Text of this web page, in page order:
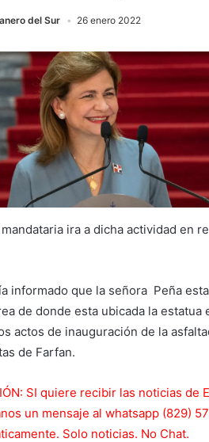
del Sur 26 enero 2022
mandataria ira a dicha actividad en
informado que la señora Peña
de donde esta ubicada la
actos de inauguración de la
de Farfan.
SI quiere recibir las noticias de
un mensaje al whatsapp (829)
Solo noticias. No Chat.